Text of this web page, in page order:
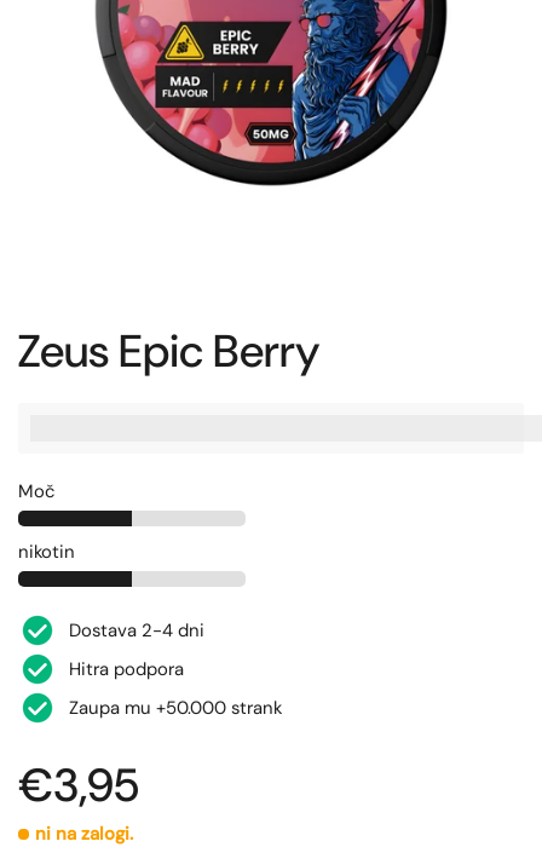
Zeus Epic Berry
Moč
nikotin
Dostava 2-4 dni
Hitra podpora
Zaupa mu +50.000 strank
€3,95
ni na zalogi.